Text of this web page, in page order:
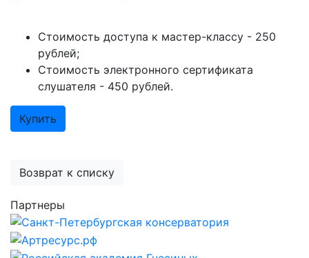
Стоимость доступа к мастер-классу - 250
рублей;
Стоимость электронного сертификата
слушателя - 450 рублей.
Купить
Возврат к списку
Партнеры